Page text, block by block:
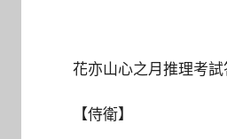
花亦山心之月推理考試
【侍衛】